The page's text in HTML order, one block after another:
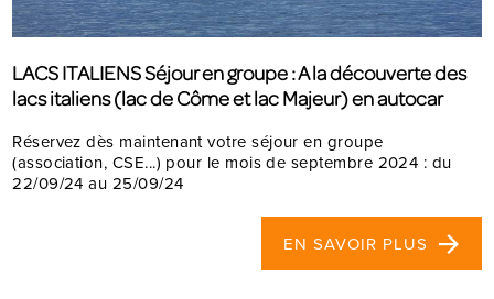
LACS ITALIENS Séjour en groupe : A la découverte des
lacs italiens (lac de Côme et lac Majeur) en autocar
Réservez dès maintenant votre séjour en groupe
(association, CSE...) pour le mois de septembre 2024 : du
22/09/24 au 25/09/24
EN SAVOIR PLUS